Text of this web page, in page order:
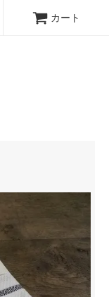
カート